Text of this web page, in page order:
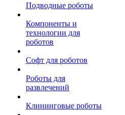
Подводные роботы
Компоненты и
технологии для
роботов
Софт для роботов
Роботы для
развлечений
Клининговые роботы